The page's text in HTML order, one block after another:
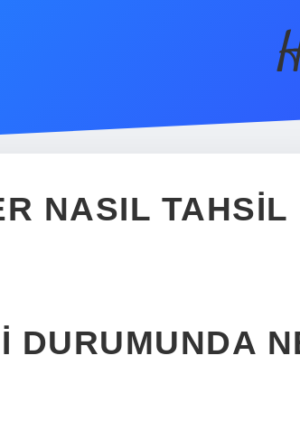
NASIL TAHSIL
DURUMUNDA